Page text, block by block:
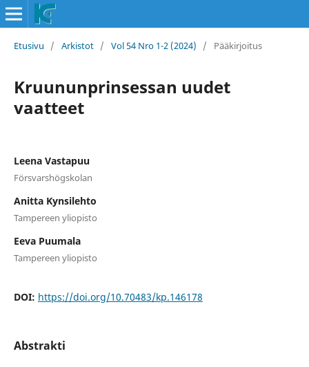
Etusivu / Arkistot / Vol 54 Nro 1-2 (2024) / Pääkirjoitus
Kruununprinsessan uudet
vaatteet
Leena Vastapuu
Försvarshögskolan
Anitta Kynsilehto
Tampereen yliopisto
Eeva Puumala
Tampereen yliopisto
DOI: https://doi.org/10.70483/kp.146178
Abstrakti